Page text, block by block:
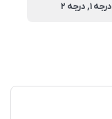
درجه 1, درجه 2